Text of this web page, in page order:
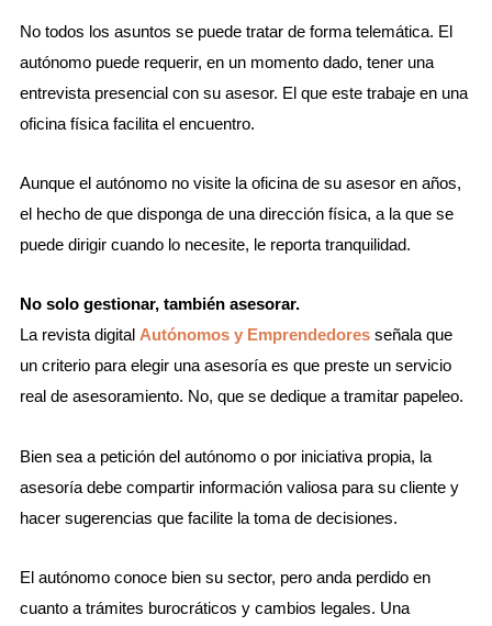
No todos los asuntos se puede tratar de forma telemática. El
autónomo puede requerir, en un momento dado, tener una
entrevista presencial con su asesor. El que este trabaje en una
oficina física facilita el encuentro.
Aunque el autónomo no visite la oficina de su asesor en años,
el hecho de que disponga de una dirección física, a la que se
puede dirigir cuando lo necesite, le reporta tranquilidad.
No solo gestionar, también asesorar.
La revista digital Autónomos y Emprendedoresseñala que
un criterio para elegir una asesoría es que preste un servicio
real de asesoramiento. No, que se dedique a tramitar papeleo.
Bien sea a petición del autónomo o por iniciativa propia, la
asesoría debe compartir información valiosa para su cliente y
hacer sugerencias que facilite la toma de decisiones.
El autónomo conoce bien su sector, pero anda perdido en
cuanto a trámites burocráticos y cambios legales. Una